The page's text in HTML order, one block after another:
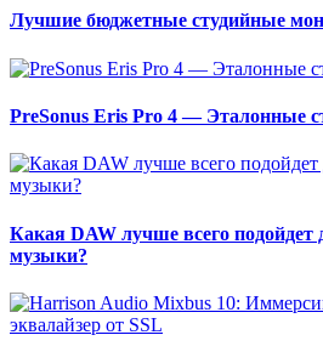
Лучшие бюджетные студийные
PreSonus Eris Pro 4 — Эталонные
Какая DAW лучше всего подойдет
музыки?